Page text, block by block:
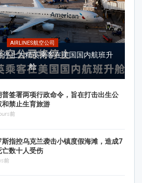
AIRLINES航空公司
停止为精英乘客在美国国内航班升
舱
普签署两项行政命令，旨在打击出生公
和禁止生育旅游
前
斯指控乌克兰袭击小镇度假海滩，造成7
亡数十人受伤
前